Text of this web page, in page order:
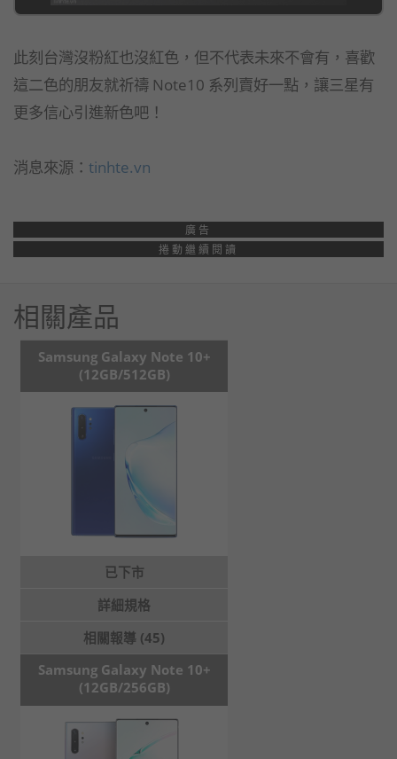
此刻台灣沒粉紅也沒紅色，但不代表未來不會有，喜歡
這二色的朋友就祈禱 Note10 系列賣好一點，讓三星有
更多信心引進新色吧！
消息來源： tinhte.vn
廣告
捲動繼續閱讀
相關產品
Samsung Galaxy Note 10+
(12GB/512GB)
已下市
詳細規格
相關報導 (45)
Samsung Galaxy Note 10+
(12GB/256GB)